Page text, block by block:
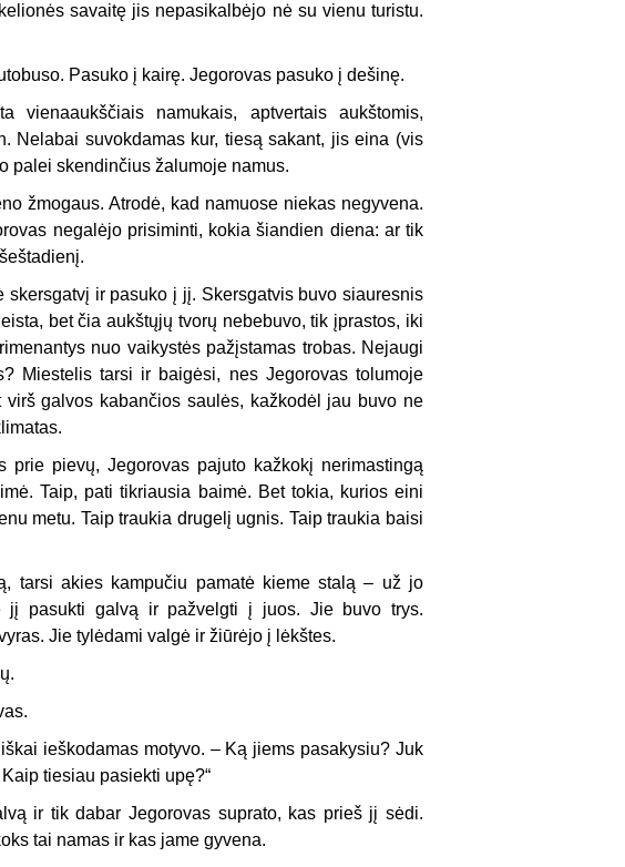
savaitę jis nepasikalbėjo nė su vienu turistu.
Pasuko į kairę. Jegorovas pasuko į dešinę.
namukais, aptvertais aukštomis,
Nelabai suvokdamas kur, tiesą sakant, jis eina (vis
palei skendinčius žalumoje namus.
žmogaus. Atrodė, kad namuose niekas negyvena.
negalėjo prisiminti, kokia šiandien diena: ar tik
ir pasuko į jį. Skersgatvis buvo siauresnis
bet čia aukštųjų tvorų nebebuvo, tik įprastos, iki
nuo vaikystės pažįstamas trobas. Nejaugi
Miestelis tarsi ir baigėsi, nes Jegorovas tolumoje
galvos kabančios saulės, kažkodėl jau buvo ne
prie pievų, Jegorovas pajuto kažkokį nerimastingą
Taip, pati tikriausia baimė. Bet tokia, kurios eini
metu. Taip traukia drugelį ugnis. Taip traukia baisi
tarsi akies kampučiu pamatė kieme stalą – už jo
jį pasukti galvą ir pažvelgti į juos. Jie buvo trys.
Jie tylėdami valgė ir žiūrėjo į lėkštes.
ieškodamas motyvo. – Ką jiems pasakysiu? Juk
tiesiau pasiekti upę?“
ir tik dabar Jegorovas suprato, kas prieš jį sėdi.
tai namas ir kas jame gyvena.